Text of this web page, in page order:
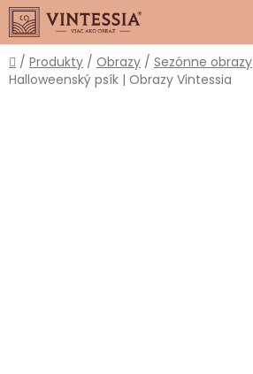
Prejsť
na
obsah
Domov
/ Produkty / Obrazy / Sezónne obrazy
Halloweenský psík | Obrazy Vintessia